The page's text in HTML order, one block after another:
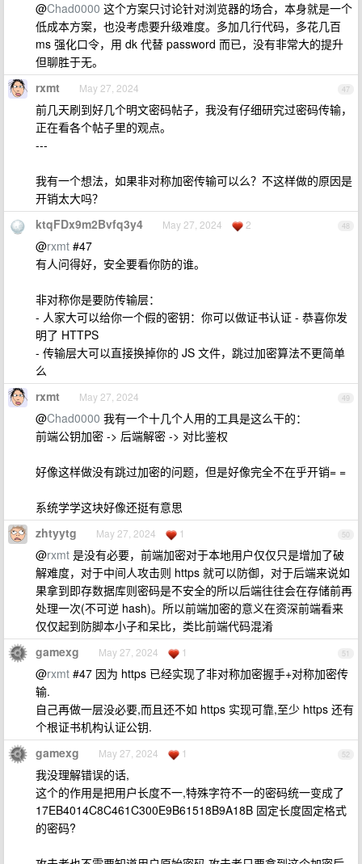
@Chad0000 这个方案只讨论针对浏览器的场合，本身就是一个
低成本方案，也没考虑要升级难度。多加几行代码，多花几百
ms 强化口令，用 dk 代替 password 而已，没有非常大的提升
但聊胜于无。
47
rxmt May 27, 2024
前几天刷到好几个明文密码帖子，我没有仔细研究过密码传输，
正在看各个帖子里的观点。
---
我有一个想法，如果非对称加密传输可以么？不这样做的原因是
开销太大吗？
48
ktqFDx9m2Bvfq3y4 May 27, 2024 2
@rxmt #47
有人问得好，安全要看你防的谁。
非对称你是要防传输层：
- 人家大可以给你一个假的密钥：你可以做证书认证 - 恭喜你发
明了 HTTPS
- 传输层大可以直接换掉你的 JS 文件，跳过加密算法不更简单
么
49
rxmt May 27, 2024
@Chad0000 我有一个十几个人用的工具是这么干的：
前端公钥加密 -> 后端解密 -> 对比鉴权
好像这样做没有跳过加密的问题，但是好像完全不在乎开销= =
系统学学这块好像还挺有意思
50
zhtyytg May 27, 2024 1
@rxmt 是没有必要，前端加密对于本地用户仅仅只是增加了破
解难度，对于中间人攻击则 https 就可以防御，对于后端来说如
果拿到即存数据库则密码是不安全的所以后端往往会在存储前再
处理一次(不可逆 hash)。所以前端加密的意义在资深前端看来
仅仅起到防脚本小子和呆比，类比前端代码混淆
51
gamexg May 27, 2024 1
@rxmt #47 因为 https 已经实现了非对称加密握手+对称加密传
输.
自己再做一层没必要,而且还不如 https 实现可靠,至少 https 还有
个根证书机构认证公钥.
52
gamexg May 27, 2024 1
我没理解错误的话,
这个的作用是把用户长度不一,特殊字符不一的密码统一变成了
17EB4014C8C461C300E9B61518B9A18B 固定长度固定格式
的密码?